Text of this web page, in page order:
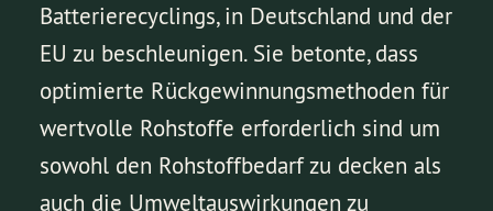
Batterierecyclings, in Deutschland und der
EU zu beschleunigen. Sie betonte, dass
optimierte Rückgewinnungsmethoden für
wertvolle Rohstoffe erforderlich sind um
sowohl den Rohstoffbedarf zu decken als
auch die Umweltauswirkungen zu